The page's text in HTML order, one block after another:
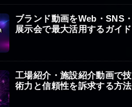
ブランド動画をWeb・SNS・
展示会で最大活用するガイド
工場紹介・施設紹介動画で技
術力と信頼性を訴求する方法